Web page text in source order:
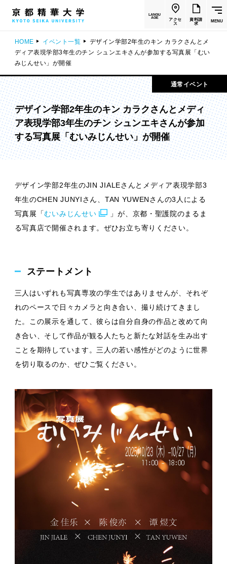
LANGU
AGE
アクセ
ス
資料請
求
MENU
HOME イベント一覧
デザイン学部2年生のキン カラクさんとメ
ディア表現学部3年生のチン シュンエキさんが参加する写真展「むい
みじんせい」が開催
通常イベント
デザイン学部2年生のキン カラクさんとメディ
ア表現学部3年生のチン シュンエキさんが参加
する写真展「むいみじんせい」が開催
デザイン学部2年生のJIN JIALEさんとメディア表現学部3
年生のCHEN JUNYIさん、TAN YUWENさんの3人による
写真展「むいみじんせい 」が、 京都・聖護院のまるま
る写真店で開催されます。ぜひお立ち寄りください。
ステートメント
三人はいずれも写真専攻の学生ではありませんが、それぞ
れのペースで日々カメラと向き合い、撮り続けてきまし
た。この展示を通して、彼らは自分自身の作品と改めて向
き合い、そして作品が観る人たちと新たな対話を生み出す
ことを期待しています。三人の若い感性がどのように世界
を切り取るのか、ぜひご覧ください。